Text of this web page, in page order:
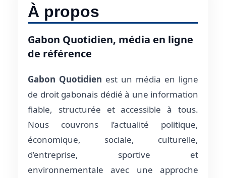
À propos
Gabon Quotidien, média en ligne
de référence
Gabon Quotidien est un média en ligne
de droit gabonais dédié à une information
fiable, structurée et accessible à tous.
Nous couvrons l’actualité politique,
économique, sociale, culturelle,
d’entreprise, sportive et
environnementale avec une approche